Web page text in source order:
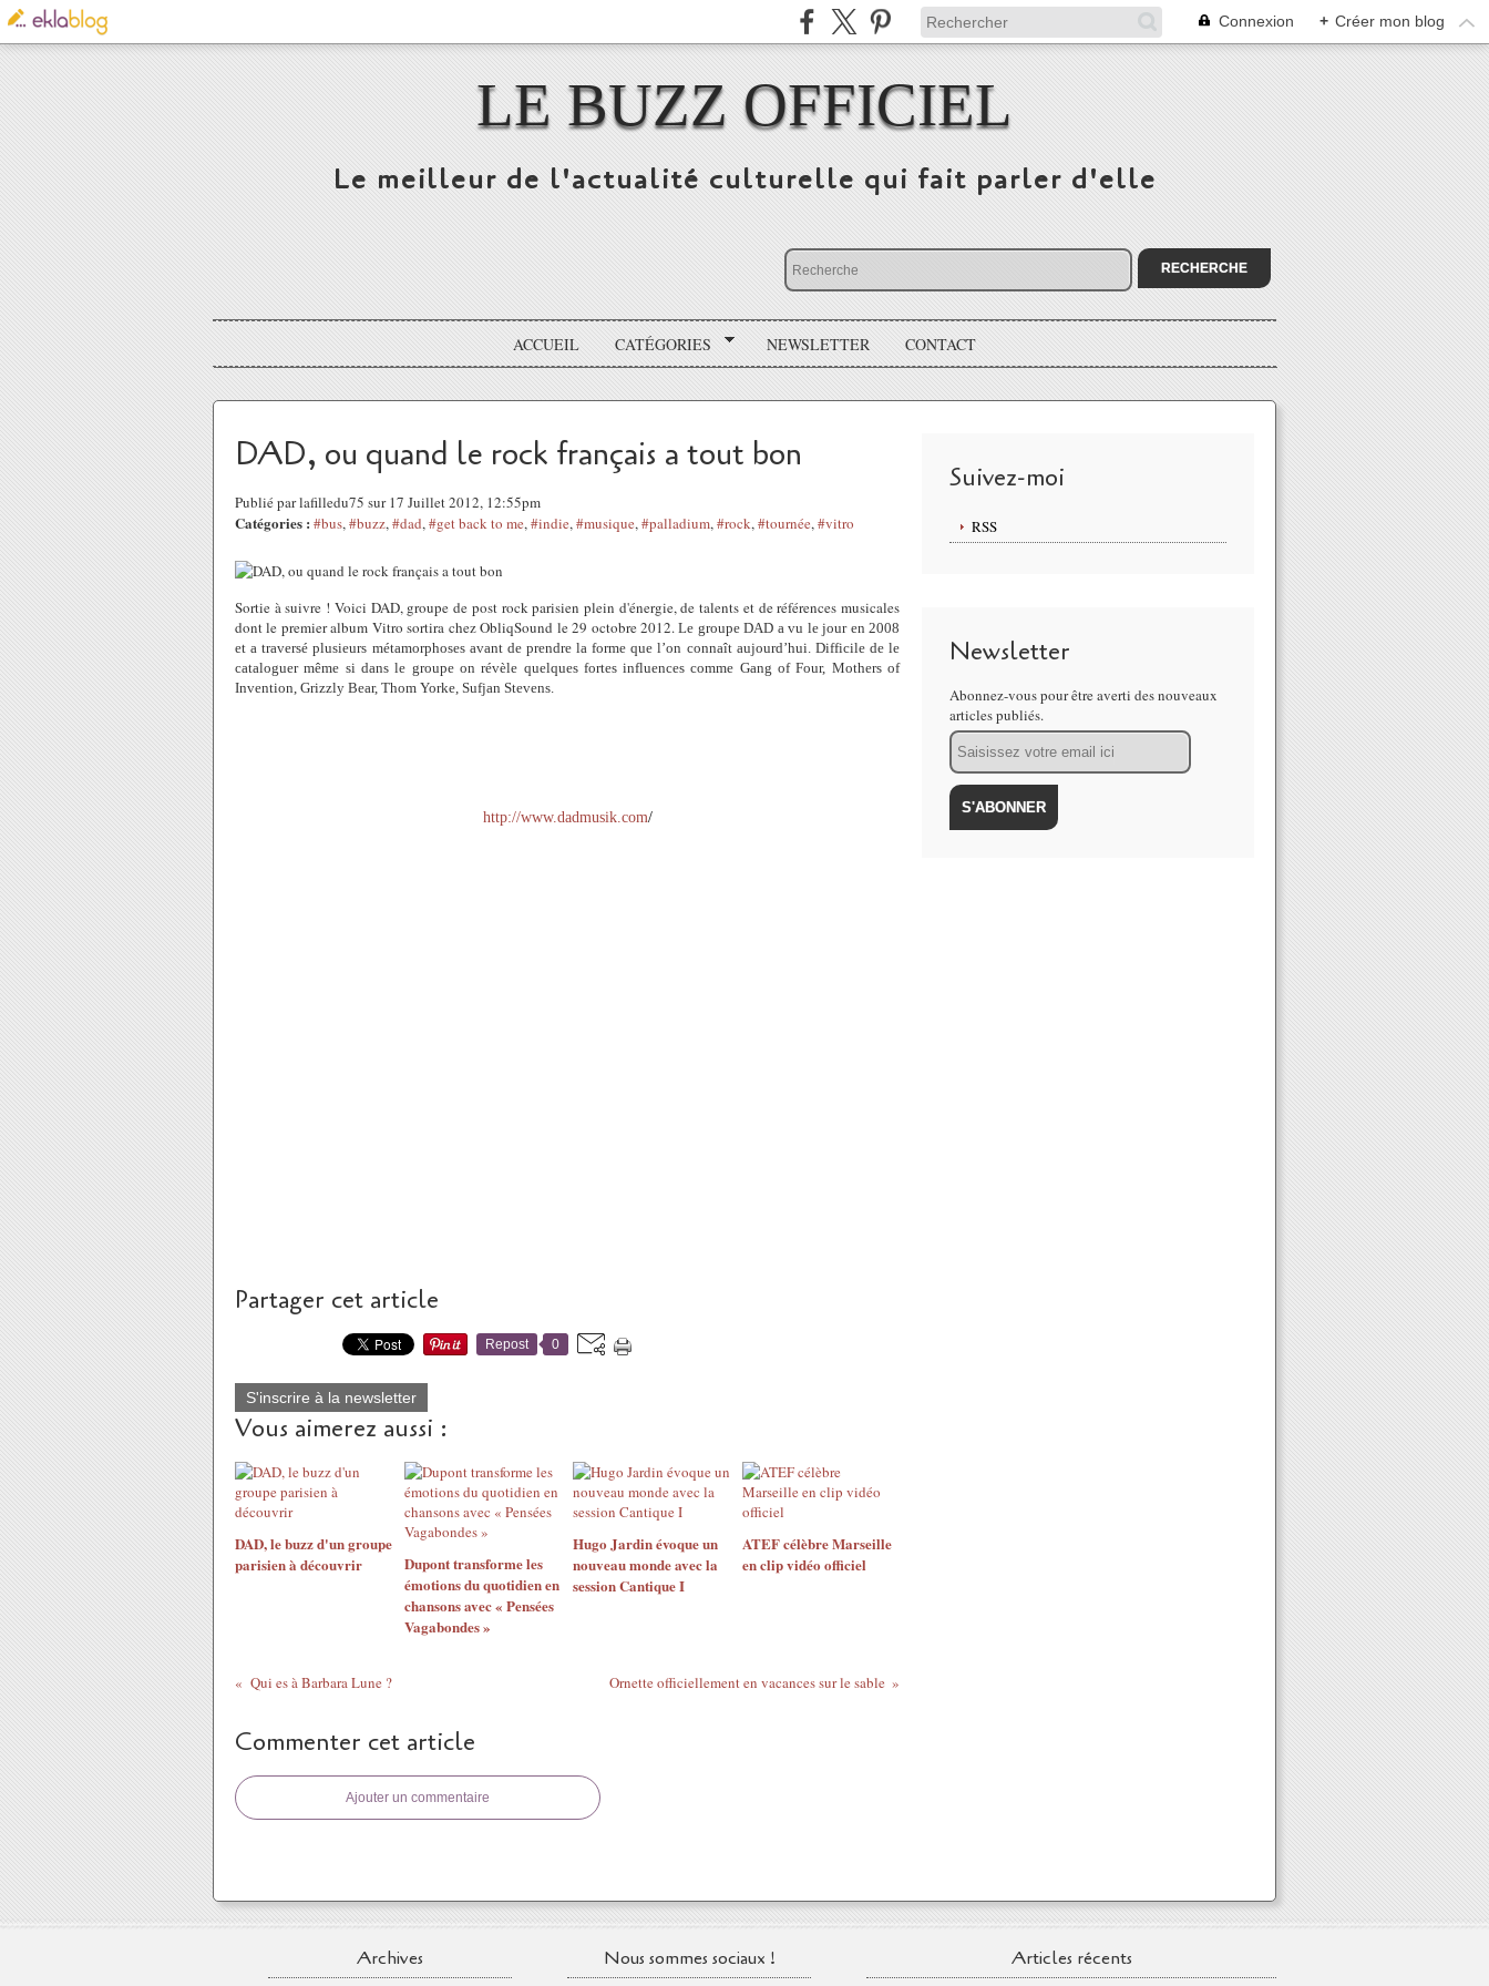
Connexion + Créer mon blog
LE BUZZ OFFICIEL
Le meilleur de l'actualité culturelle qui fait parler d'elle
ACCUEIL CATÉGORIES NEWSLETTER CONTACT
DAD, ou quand le rock français a tout bon
Publié par lafilledu75 sur 17 Juillet 2012, 12:55pm
Catégories : #bus,#buzz,#dad,#get back to me,#indie,#musique,#palladium,#rock,#tournée,#vitro
Sortie à suivre ! Voici DAD, groupe de post rock parisien plein d'énergie, de talents et de références musicales
dont le premier album Vitro sortira chez ObliqSound le 29 octobre 2012.Le groupe DAD a vu le jour en 2008
et a traversé plusieurs métamorphoses avant de prendre la forme que l’on connaît aujourd’hui. Difficile de le
cataloguer même si dans le groupe on révèle quelques fortes influences comme Gang of Four, Mothers of
Invention, Grizzly Bear, Thom Yorke, Sufjan Stevens.
http://www.dadmusik.com/
Partager cet article
Repost 0
S'inscrire à la newsletter
Vous aimerez aussi :
DAD, le buzz d'un groupe
parisien à découvrir
Dupont transforme les
émotions du quotidien en
chansons avec « Pensées
Vagabondes »
Hugo Jardin évoque un
nouveau monde avec la
session Cantique I
ATEF célèbre Marseille
en clip vidéo officiel
Qui es à Barbara Lune ? Ornette officiellement en vacances sur le sable
Commenter cet article
Ajouter un commentaire
Suivez-moi
RSS
Newsletter
Abonnez-vous pour être averti des nouveaux
articles publiés.
Email
Archives Nous sommes sociaux ! Articles récents